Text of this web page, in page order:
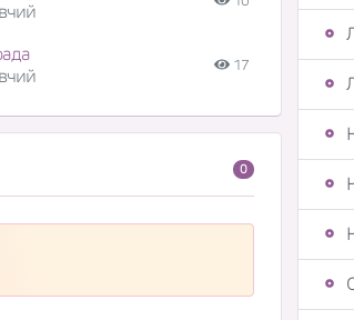
17
0